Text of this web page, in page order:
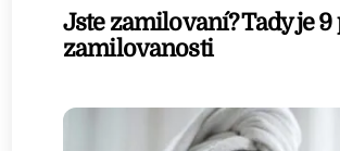
Jste zamilovaní? Tady je
zamilovanosti